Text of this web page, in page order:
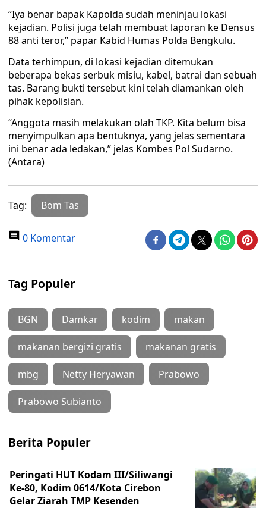
“Iya benar bapak Kapolda sudah meninjau lokasi
kejadian. Polisi juga telah membuat laporan ke Densus
88 anti teror,” papar Kabid Humas Polda Bengkulu.
Data terhimpun, di lokasi kejadian ditemukan
beberapa bekas serbuk misiu, kabel, batrai dan sebuah
tas. Barang bukti tersebut kini telah diamankan oleh
pihak kepolisian.
“Anggota masih melakukan olah TKP. Kita belum bisa
menyimpulkan apa bentuknya, yang jelas sementara
ini benar ada ledakan,” jelas Kombes Pol Sudarno.
(Antara)
Tag: Bom Tas
0 Komentar
Tag Populer
BGN Damkar kodim makan
makanan bergizi gratis makanan gratis
mbg Netty Heryawan Prabowo
Prabowo Subianto
Berita Populer
Peringati HUT Kodam III/Siliwangi
Ke-80, Kodim 0614/Kota Cirebon
Gelar Ziarah TMP Kesenden